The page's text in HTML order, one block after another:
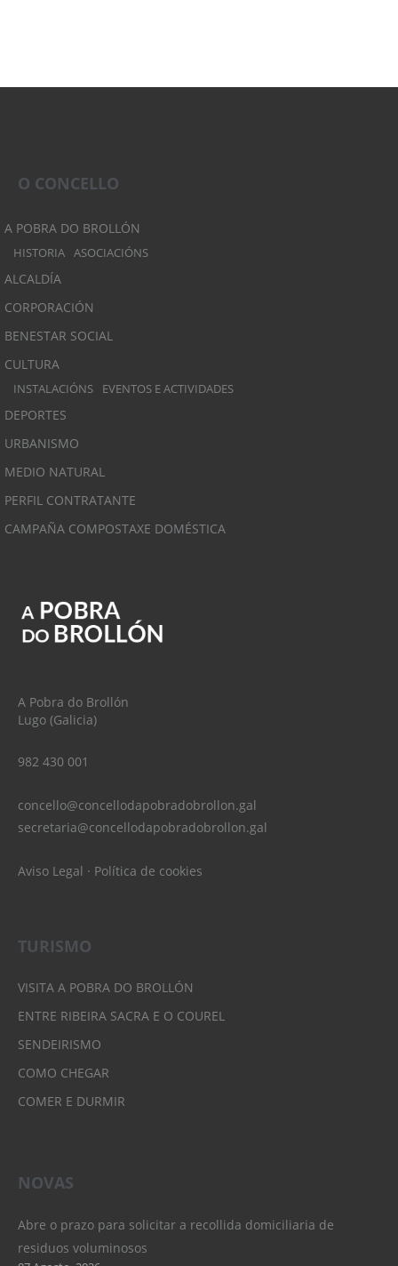
O CONCELLO
A POBRA DO BROLLÓN
HISTORIA ASOCIACIÓNS
ALCALDÍA
CORPORACIÓN
BENESTAR SOCIAL
CULTURA
INSTALACIÓNS EVENTOS E ACTIVIDADES
DEPORTES
URBANISMO
MEDIO NATURAL
PERFIL CONTRATANTE
CAMPAÑA COMPOSTAXE DOMÉSTICA
A Pobra do Brollón
Lugo (Galicia)
982 430 001
concello@concellodapobradobrollon.gal
secretaria@concellodapobradobrollon.gal
Aviso Legal · Política de cookies
TURISMO
VISITA A POBRA DO BROLLÓN
ENTRE RIBEIRA SACRA E O COUREL
SENDEIRISMO
COMO CHEGAR
COMER E DURMIR
NOVAS
Abre o prazo para solicitar a recollida domiciliaria de
residuos voluminosos